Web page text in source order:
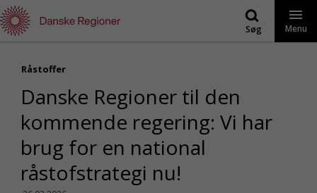
Gå
til
indhold
Søg Menu
Råstoffer
Danske Regioner til den
kommende regering: Vi har
brug for en national
råstofstrategi nu!